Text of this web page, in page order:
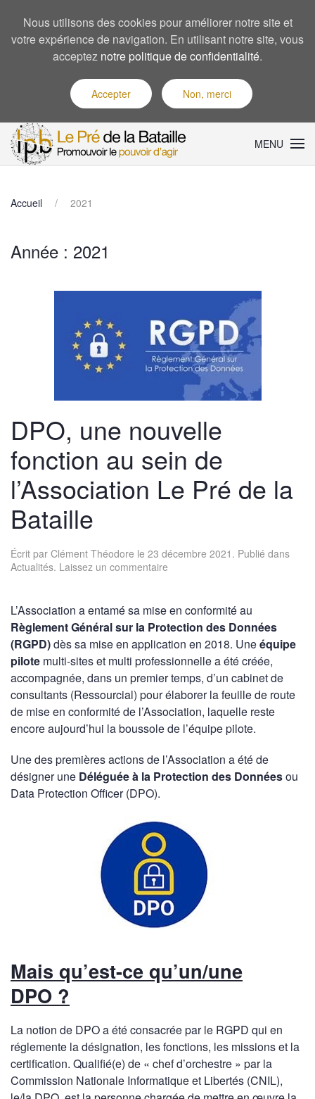
Nous utilisons des cookies pour améliorer notre site et
votre expérience de navigation. En utilisant notre site, vous
acceptez notre politique de confidentialité.
Accepter Non, merci
MENU
Accueil 2021
Année : 2021
DPO, une nouvelle
fonction au sein de
l’Association Le Pré de la
Bataille
Écrit par Clément Théodore le 23 décembre 2021 . Publié dans
Actualités. Laissez un commentaire
L’Association a entamé sa mise en conformité au
Règlement Général sur la Protection des Données
(RGPD)dès sa mise en application en 2018. Uneéquipe
pilote multi-sites et multi professionnelle a été créée,
accompagnée, dans un premier temps, d’un cabinet de
consultants (Ressourcial) pour élaborer la feuille de route
de mise en conformité de l’Association, laquelle reste
encore aujourd’hui la boussole de l’équipe pilote.
Une des premières actions de l’Association a été de
désigner une Déléguée à la Protection des Donnéesou
Data Protection Officer (DPO).
Mais qu’est-ce qu’un/une
DPO ?
La notion de DPO a été consacrée par le RGPD qui en
réglemente la désignation, les fonctions, les missions et la
certification. Qualifié(e) de « chef d’orchestre » par la
Commission Nationale Informatique et Libertés (CNIL),